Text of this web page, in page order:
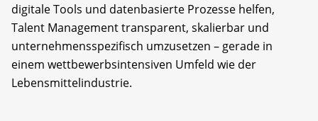
digitale Tools und datenbasierte Prozesse helfen,
Talent Management transparent, skalierbar und
unternehmensspezifisch umzusetzen – gerade in
einem wettbewerbsintensiven Umfeld wie der
Lebensmittelindustrie.